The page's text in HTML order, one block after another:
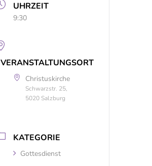
UHRZEIT
9:30
VERANSTALTUNGSORT
Christuskirche
Schwarzstr. 25,
5020 Salzburg
KATEGORIE
Gottesdienst